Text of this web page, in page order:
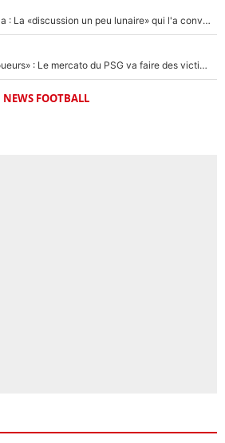
Transfert de Bradley Barcola : La «discussion un peu lunaire» qui l'a convaincu de quitter le PSG, son entourage est pointé du doigt
«Ça peut attirer des bons joueurs» : Le mercato du PSG va faire des victimes dans l'effectif de Luis Enrique ?
NEWS FOOTBALL